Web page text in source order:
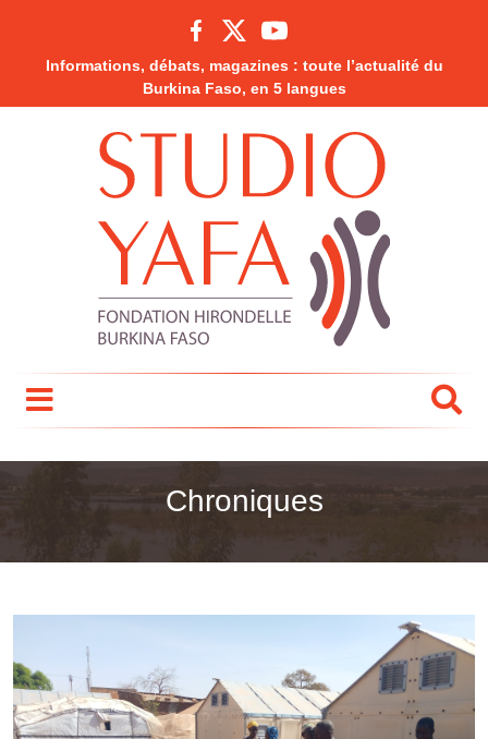
Informations, débats, magazines : toute l’actualité du
Burkina Faso, en 5 langues
Chroniques